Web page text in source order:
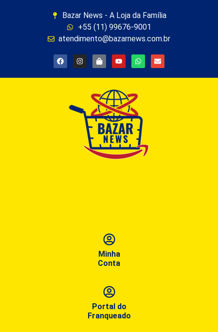
Bazar News - A Loja da Família
+55 (11) 99676-9001
atendimento@bazarnews.com.br
Minha
Conta
Portal do
Franqueado